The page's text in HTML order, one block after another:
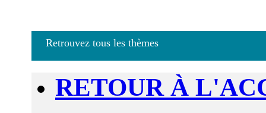
Retrouvez tous les thèmes
RETOUR À